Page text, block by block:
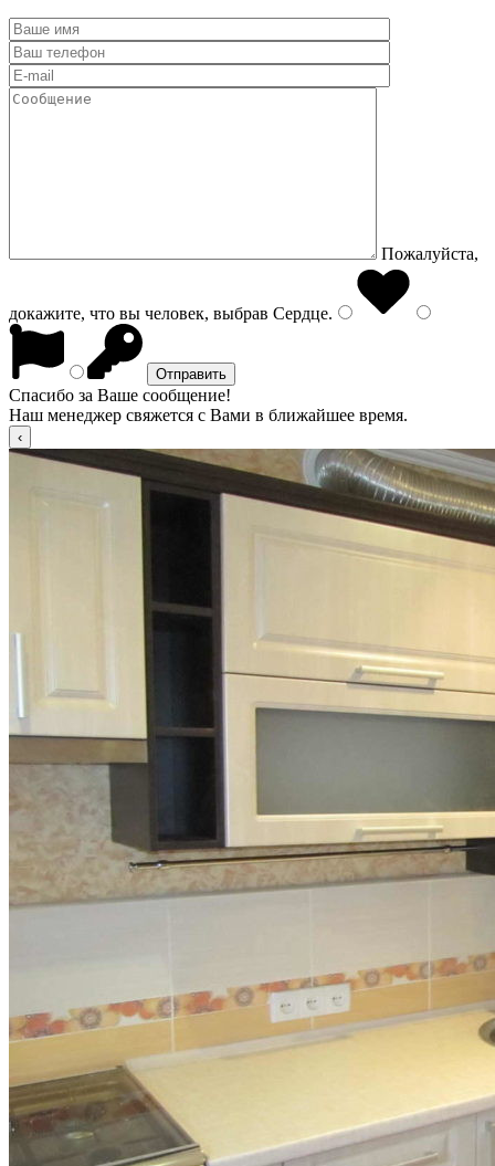
Пожалуйста,
докажите, что вы человек, выбрав Сердце.
Спасибо за Ваше сообщение!
Наш менеджер свяжется с Вами в ближайшее время.